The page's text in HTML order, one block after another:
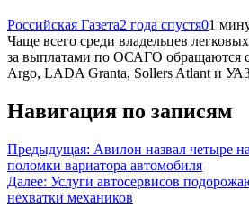
Российская Газета2 года спустя01
Чаще всего среди владельцев
за выплатами по ОСАГО обращаются
Argo, LADA Granta, Sollers Atlant и
Навигация по записям
Предыдущая: Авилон назвал четыре
поломки вариатора автомобиля
Далее: Услуги автосервисов
нехватки механиков